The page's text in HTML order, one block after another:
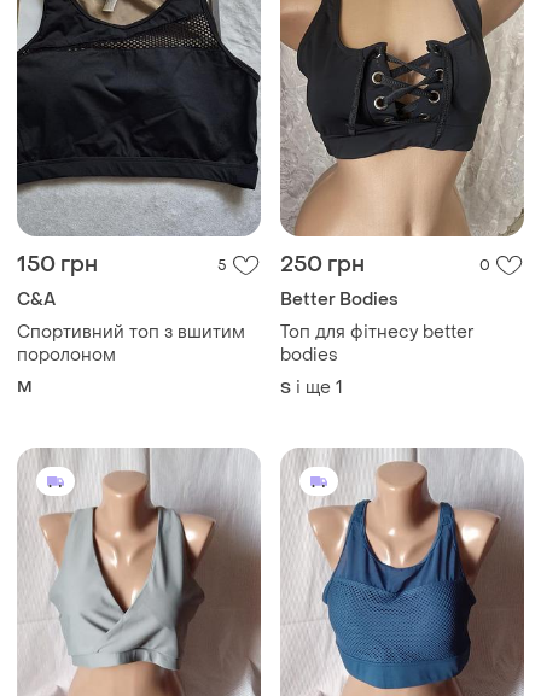
150 грн 5
C&A
Спортивний топ з вшитим
поролоном
M
250 грн 0
Better Bodies
Топ для фітнесу better
bodies
S і ще 1